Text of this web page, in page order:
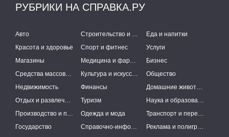
РУБРИКИ НА СПРАВКА.РУ
Авто Строительство и ремонт
Еда и напитки
Красота и здоровье
Спорт и фитнес
Услуги
Магазины
Медицина и фармацевтика
Бизнес
Средства массовой информации
Культура и искусство
Общество
Недвижимость
Финансы
Домашние животные
Отдых и развлечения
Туризм
Наука и образование
Производство и поставки
Одежда и мода
Транспорт и перевозки
Государство
Справочно-информационные системы
Реклама и полиграфия